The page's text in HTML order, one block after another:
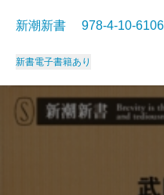
新潮新書 978-4-10-
新書電子書籍あり